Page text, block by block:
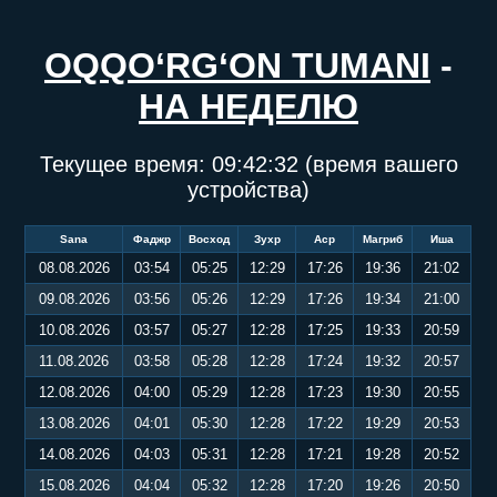
OQQO‘RG‘ON TUMANI -
НА НЕДЕЛЮ
Текущее время: 09:42:32 (время вашего
устройства)
Sana Фаджр Восход Зухр Аср Магриб Иша
08.08.2026 03:54 05:25 12:29 17:26 19:36
21:02
09.08.2026
03:56 05:26 12:29 17:26 19:34
21:00
10.08.2026
03:57 05:27 12:28 17:25 19:33
20:59
11.08.2026
03:58 05:28 12:28 17:24 19:32
20:57
12.08.2026
04:00 05:29 12:28 17:23 19:30
20:55
13.08.2026
04:01 05:30 12:28 17:22 19:29
20:53
14.08.2026
04:03 05:31 12:28 17:21 19:28
20:52
15.08.2026
04:04 05:32 12:28 17:20 19:26 20:50